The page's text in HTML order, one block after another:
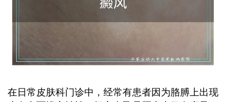
在日常皮肤科门诊中，经常有患者因为胳膊上出现